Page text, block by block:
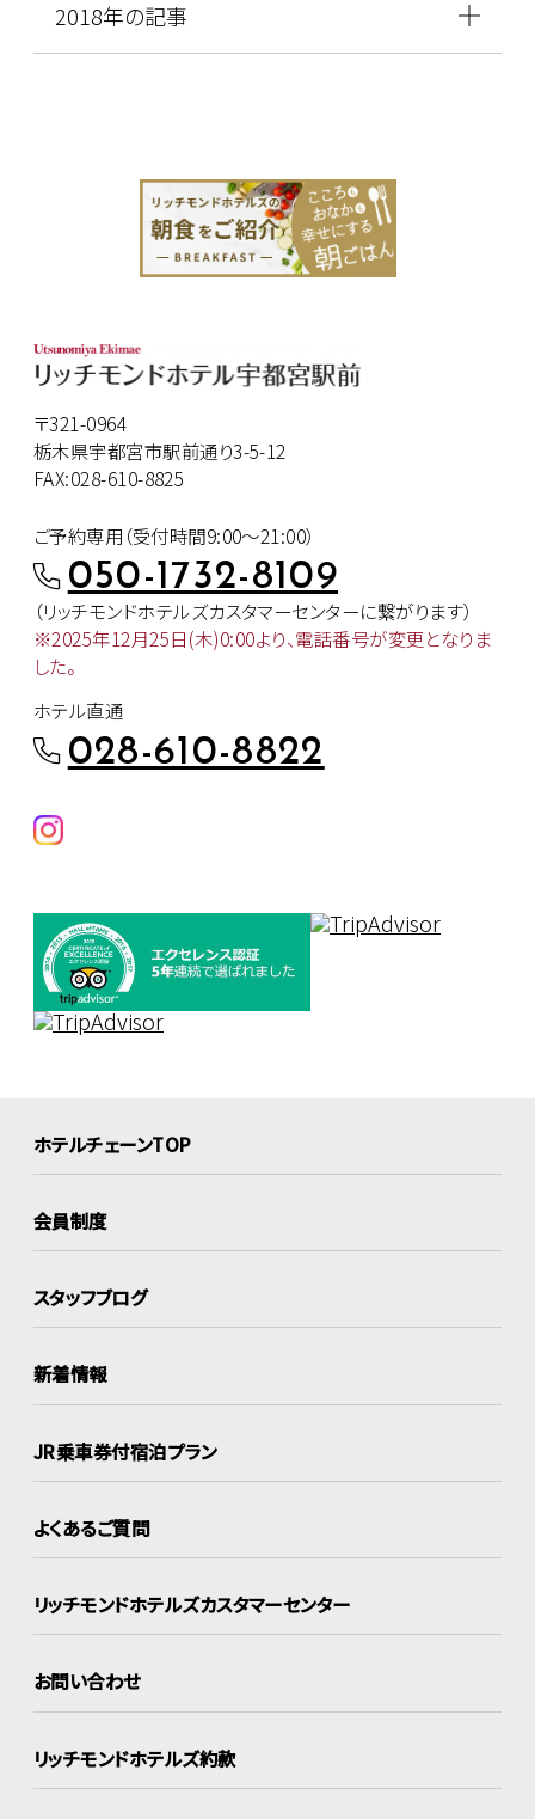
2018年の記事
〒321-0964
栃木県宇都宮市駅前通り3-5-12
FAX:028-610-8825
ご予約専用（受付時間9:00～21:00）
050-1732-8109
（リッチモンドホテルズカスタマーセンターに繋がります）
※2025年12月25日(木)0:00より、電話番号が変更となりま
した。
ホテル直通
028-610-8822
ホテルチェーンTOP
会員制度
スタッフブログ
新着情報
JR乗車券付宿泊プラン
よくあるご質問
リッチモンドホテルズカスタマーセンター
お問い合わせ
リッチモンドホテルズ約款